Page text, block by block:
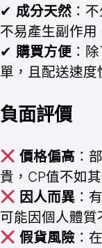
✔ 成分天然 ：
不易產生副作用
✔ 購買方便 ：
單，且配送速度
負面評價
價格偏高 ：
貴，CP值不如
因人而異 ：
可能因個人體質
假貨風險 ：